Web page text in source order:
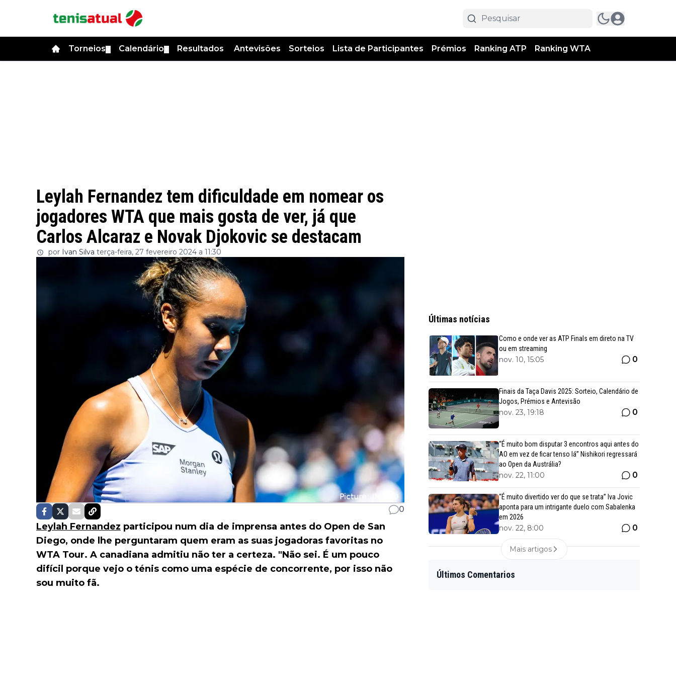
Torneios Calendário Resultados Antevisões Sorteios Lista de Participantes Prémios Ranking ATP Ranking WTA
Leylah Fernandez tem dificuldade em nomear os
jogadores WTA que mais gosta de ver, já que
Carlos Alcaraz e Novak Djokovic se destacam
por Ivan Silva terça-feira, 27 fevereiro 2024 a 11:30
0
Leylah Fernandez participou num dia de imprensa antes do Open de San
Diego, onde lhe perguntaram quem eram as suas jogadoras favoritas no
WTA Tour. A canadiana admitiu não ter a certeza. "Não sei. É um pouco
difícil porque vejo o ténis como uma espécie de concorrente, por isso não
sou muito fã.
Últimas notícias
Como e onde ver as ATP Finals em direto na TV
ou em streaming
nov. 10, 15:05 0
Finais da Taça Davis 2025: Sorteio, Calendário de
Jogos, Prémios e Antevisão
nov. 23, 19:18 0
“É muito bom disputar 3 encontros aqui antes do
AO em vez de ficar tenso lá” Nishikori regressará
ao Open da Austrália?
nov. 22, 11:00 0
“É muito divertido ver do que se trata” Iva Jovic
aponta para um intrigante duelo com Sabalenka
em 2026
nov. 22, 8:00 0
Mais artigos
Últimos Comentarios